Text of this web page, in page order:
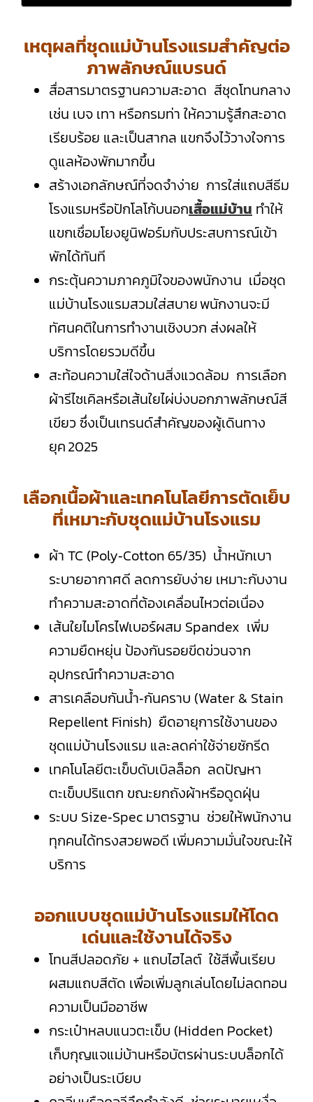
เหตุผลที่ชุดแม่บ้านโรงแรมสำคัญต่อ
ภาพลักษณ์แบรนด์
สื่อสารมาตรฐานความสะอาด สีชุดโทนกลาง
เช่น เบจ เทา หรือกรมท่า ให้ความรู้สึกสะอาด
เรียบร้อย และเป็นสากล แขกจึงไว้วางใจการ
ดูแลห้องพักมากขึ้น
สร้างเอกลักษณ์ที่จดจำง่าย การใส่แถบสีธีม
โรงแรมหรือปักโลโก้บนอกเสื้อแม่บ้าน ทำให้
แขกเชื่อมโยงยูนิฟอร์มกับประสบการณ์เข้า
พักได้ทันที
กระตุ้นความภาคภูมิใจของพนักงาน เมื่อชุด
แม่บ้านโรงแรมสวมใส่สบาย พนักงานจะมี
ทัศนคติในการทำงานเชิงบวก ส่งผลให้
บริการโดยรวมดีขึ้น
สะท้อนความใส่ใจด้านสิ่งแวดล้อม การเลือก
ผ้ารีไซเคิลหรือเส้นใยไผ่บ่งบอกภาพลักษณ์สี
เขียว ซึ่งเป็นเทรนด์สำคัญของผู้เดินทาง
ยุค 2025
เลือกเนื้อผ้าและเทคโนโลยีการตัดเย็บ
ที่เหมาะกับชุดแม่บ้านโรงแรม
ผ้า TC (Poly‑Cotton 65/35) น้ำหนักเบา
ระบายอากาศดี ลดการยับง่าย เหมาะกับงาน
ทำความสะอาดที่ต้องเคลื่อนไหวต่อเนื่อง
เส้นใยไมโครไฟเบอร์ผสม Spandex เพิ่ม
ความยืดหยุ่น ป้องกันรอยขีดข่วนจาก
อุปกรณ์ทำความสะอาด
สารเคลือบกันน้ำ‑กันคราบ (Water & Stain
Repellent Finish) ยืดอายุการใช้งานของ
ชุดแม่บ้านโรงแรม และลดค่าใช้จ่ายซักรีด
เทคโนโลยีตะเข็บดับเบิลล็อก ลดปัญหา
ตะเข็บปริแตก ขณะยกถังผ้าหรือดูดฝุ่น
ระบบ Size‑Spec มาตรฐาน ช่วยให้พนักงาน
ทุกคนได้ทรงสวยพอดี เพิ่มความมั่นใจขณะให้
บริการ
ออกแบบชุดแม่บ้านโรงแรมให้โดด
เด่นและใช้งานได้จริง
โทนสีปลอดภัย + แถบไฮไลต์ ใช้สีพื้นเรียบ
ผสมแถบสีตัด เพื่อเพิ่มลูกเล่นโดยไม่ลดทอน
ความเป็นมืออาชีพ
กระเป๋าหลบแนวตะเข็บ (Hidden Pocket)
เก็บกุญแจแม่บ้านหรือบัตรผ่านระบบล็อกได้
อย่างเป็นระเบียบ